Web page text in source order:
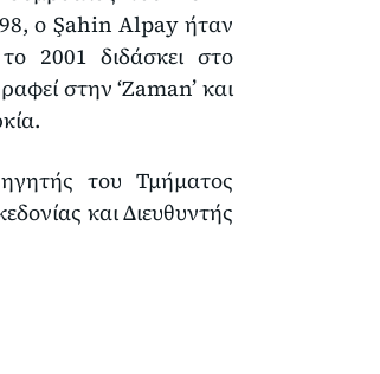
ο Şahin Alpay ήταν
2001 διδάσκει στο
στην ‘Zaman’ και
του Τμήματος
και Διευθυντής